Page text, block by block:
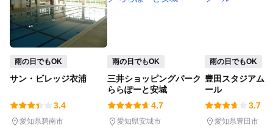
キャンプ場
釣り
農業体験
潮干狩り 社会見学
雨の日でもOK
サン・ビレッジ衣浦
3.4
愛知県碧南市
雨の日でもOK
三井ショッピングパーク
ららぽーと安城
4.7
愛知県安城市
雨の日でもOK
豊田スタジアム
ール
3.7
愛知県豊田市